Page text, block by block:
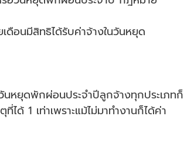
ดือนมีสิทธิได้รับค่าจ้างในวันหยุด
หยุดพักผ่อนประจำปีลูกจ้างทุกประเภทก็
ได้ 1 เท่าเพราะแม้ไม่มาทำงานก็ได้ค่า